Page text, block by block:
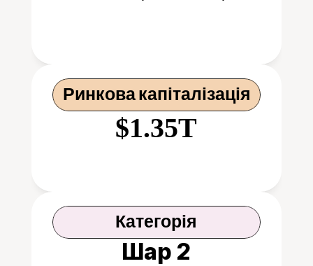
Ринкова капіталізація
$1.35T
Категорія
Шар 2